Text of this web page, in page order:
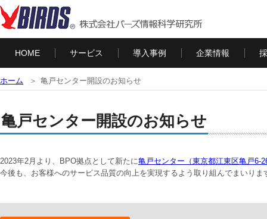
HOME サービス 導入事例 企業情報
ホーム 亀戸センター開設のお知らせ
亀戸センター開設のお知らせ
2023年2月より、BPO拠点として新たに亀戸センター（東京都江東区亀戸6-
今後も、お客様へのサービス品質の向上を実現するよう取り組んでまいりま